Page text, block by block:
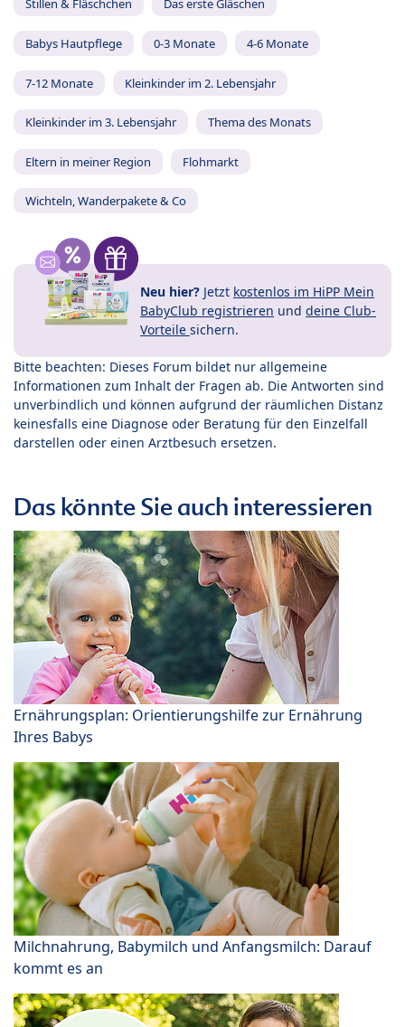
Stillen & Fläschchen Das erste Gläschen
Babys Hautpflege 0-3 Monate 4-6 Monate
7-12 Monate Kleinkinder im 2. Lebensjahr
Kleinkinder im 3. Lebensjahr Thema des Monats
Eltern in meiner Region Flohmarkt
Wichteln, Wanderpakete & Co
Neu hier? Jetzt kostenlos im HiPP Mein
BabyClub registrieren und deine Club-
Vorteile sichern.
Bitte beachten: Dieses Forum bildet nur allgemeine
Informationen zum Inhalt der Fragen ab. Die Antworten sind
unverbindlich und können aufgrund der räumlichen Distanz
keinesfalls eine Diagnose oder Beratung für den Einzelfall
darstellen oder einen Arztbesuch ersetzen.
Das könnte Sie auch interessieren
Ernährungsplan: Orientierungshilfe zur Ernährung
Ihres Babys
Milchnahrung, Babymilch und Anfangsmilch: Darauf
kommt es an